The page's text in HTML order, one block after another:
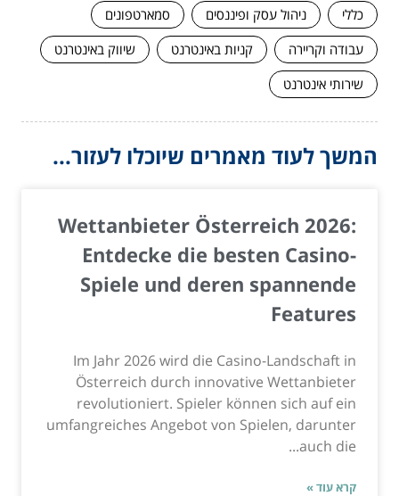
כללי
ניהול עסק ופיננסים
סמארטפונים
עבודה וקריירה
קניות באינטרנט
שיווק באינטרנט
שירותי אינטרנט
המשך לעוד מאמרים שיוכלו לעזור...
Wettanbieter Österreich 2026:
Entdecke die besten Casino-
Spiele und deren spannende
Features
Im Jahr 2026 wird die Casino-Landschaft in
Österreich durch innovative Wettanbieter
revolutioniert. Spieler können sich auf ein
umfangreiches Angebot von Spielen, darunter
auch die...
קרא עוד »